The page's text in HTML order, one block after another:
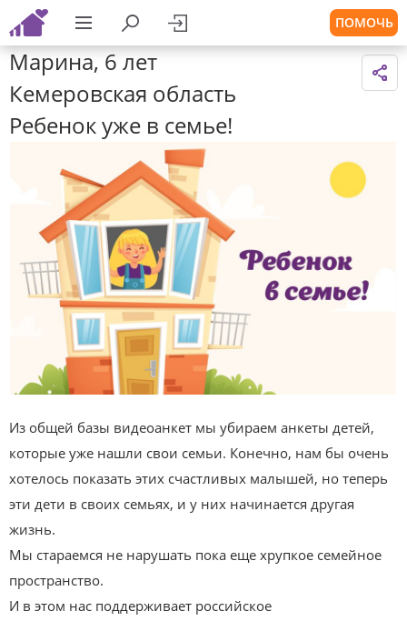
ПОМОЧЬ
Марина, 6 лет
Кемеровская область
Ребенок уже в семье!
Из общей базы видеоанкет мы убираем анкеты детей,
которые уже нашли свои семьи. Конечно, нам бы очень
хотелось показать этих счастливых малышей, но теперь
эти дети в своих семьях, и у них начинается другая
жизнь.
Мы стараемся не нарушать пока еще хрупкое семейное
пространство.
И в этом нас поддерживает российское